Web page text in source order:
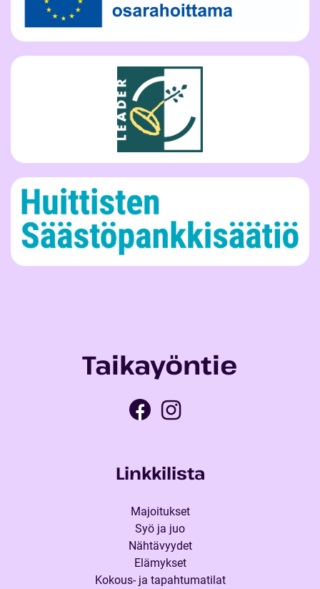
Taikayöntie
Linkkilista
Majoitukset
Syö ja juo
Nähtävyydet
Elämykset
Kokous- ja tapahtumatilat